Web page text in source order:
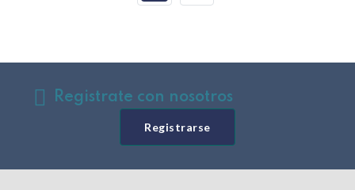
Registrate con nosotros
Registrarse